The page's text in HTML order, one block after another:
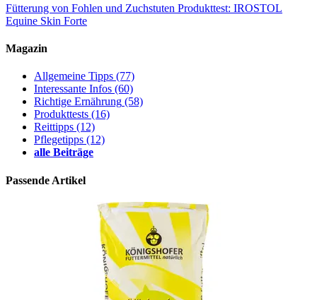
Fütterung von Fohlen und Zuchstuten Produkttest: IROSTOL
Equine Skin Forte
Magazin
Allgemeine Tipps (77)
Interessante Infos (60)
Richtige Ernährung (58)
Produkttests (16)
Reittipps (12)
Pflegetipps (12)
alle Beiträge
Passende Artikel